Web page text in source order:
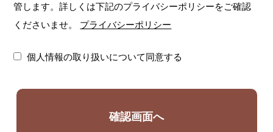
管します。詳しくは下記のプライバシーポリシーをご確認
くださいませ。
プライバシーポリシー
個人情報の取り扱いについて同意する